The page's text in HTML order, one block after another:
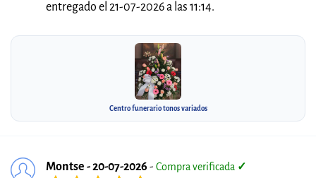
entregado el 21-07-2026 a las 11:14.
Centro funerario tonos variados
Montse - 20-07-2026 - Compra verificada ✓